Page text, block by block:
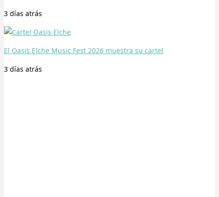
3 días atrás
El Oasis Elche Music Fest 2026 muestra su cartel
3 días atrás